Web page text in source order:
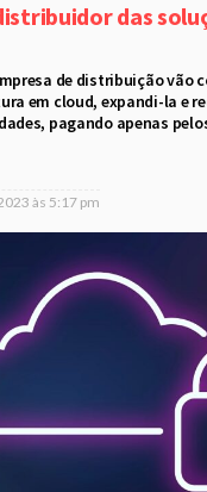
das
de distribuição vão
em cloud, expandi-la e
pagando apenas
às 5:17 pm